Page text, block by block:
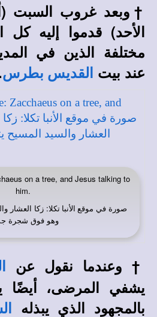
† وبعد غروب السبت
الأحد) قدموا إليه
مختلفة الذين في
عند بيت
القديس بطرس
on a tree, and Jesus talking to
him.
صورة في موقع الأنبا تكلا:زكا العشار
وهو فوق شجرة
† وعندما نقول عن
يشفي المرضى، أيضًا
بالمجهود الذي يبذله